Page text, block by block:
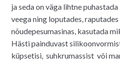
ja seda on väga lihtne
veega ning loputades,
nõudepesumasinas, kasutada
Hästi painduvast
küpsetisi, suhkrumassist või